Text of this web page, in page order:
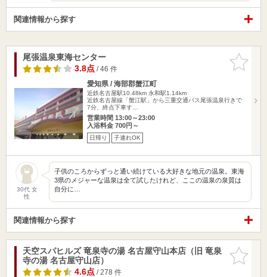
関連情報から探す
お気に入
りに追加
尾張温泉東海センター
3.8点/ 46 件
愛知県 / 海部郡蟹江町
近鉄名古屋駅10.48km 永和駅1.14km
近鉄名古屋線「蟹江駅」から三重交通バス尾張温泉行きで
7分、終点下車す…
営業時間 13:00～23:00
入浴料金 700円～
日帰り 子連れOK
30代 女
性
子供のころからずっと通い続けている大好きな地元の温泉。東海
3県のメジャーな温泉は全て試したけれど、ここの温泉の泉質は
自分に…
関連情報から探す
お気に入
りに追加
天空スパヒルズ 竜泉寺の湯 名古屋守山本店（旧 竜泉
寺の湯 名古屋守山店）
4.6点/ 278 件